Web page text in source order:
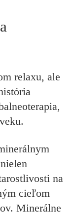
relaxu, ale
na
cieľom
Minerálne